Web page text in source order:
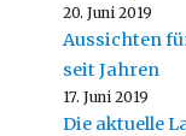
20. Juni 2019
Aussichten
seit Jahren
17. Juni 2019
Die aktuelle